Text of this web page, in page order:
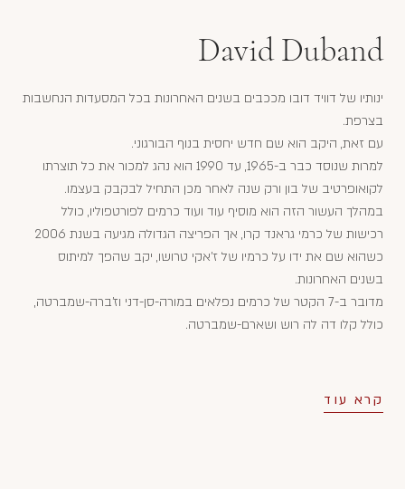
David Duband
ינותיו של דוויד דובו מככבים בשנים האחרונות בכל המסעדות הנחשבות
בצרפת.
עם זאת, היקב הוא שם חדש יחסית בנוף הבורגוני.
למרות שנוסד כבר ב-1965, עד 1990 הוא נהג למכור את כל תוצרתו
לקואופרטיב של בון ורק שנה לאחר מכן התחיל לבקבק בעצמו.
במהלך העשור הזה הוא מוסיף עוד ועוד כרמים לפורטפוליו, כולל
רכישות של כרמי גראנד קרו, אך הפריצה הגדולה מגיעה בשנת 2006
כשהוא שם את ידו על כרמיו של ז'אקי טרושו, יקב שהפך למיתוס
בשנים האחרונות.
מדובר ב-7 הקטר של כרמים נפלאים במורה-סן-דני וז'ברה-שמברטה,
כולל קלו דה לה רוש ושארם-שמברטה.
קרא עוד